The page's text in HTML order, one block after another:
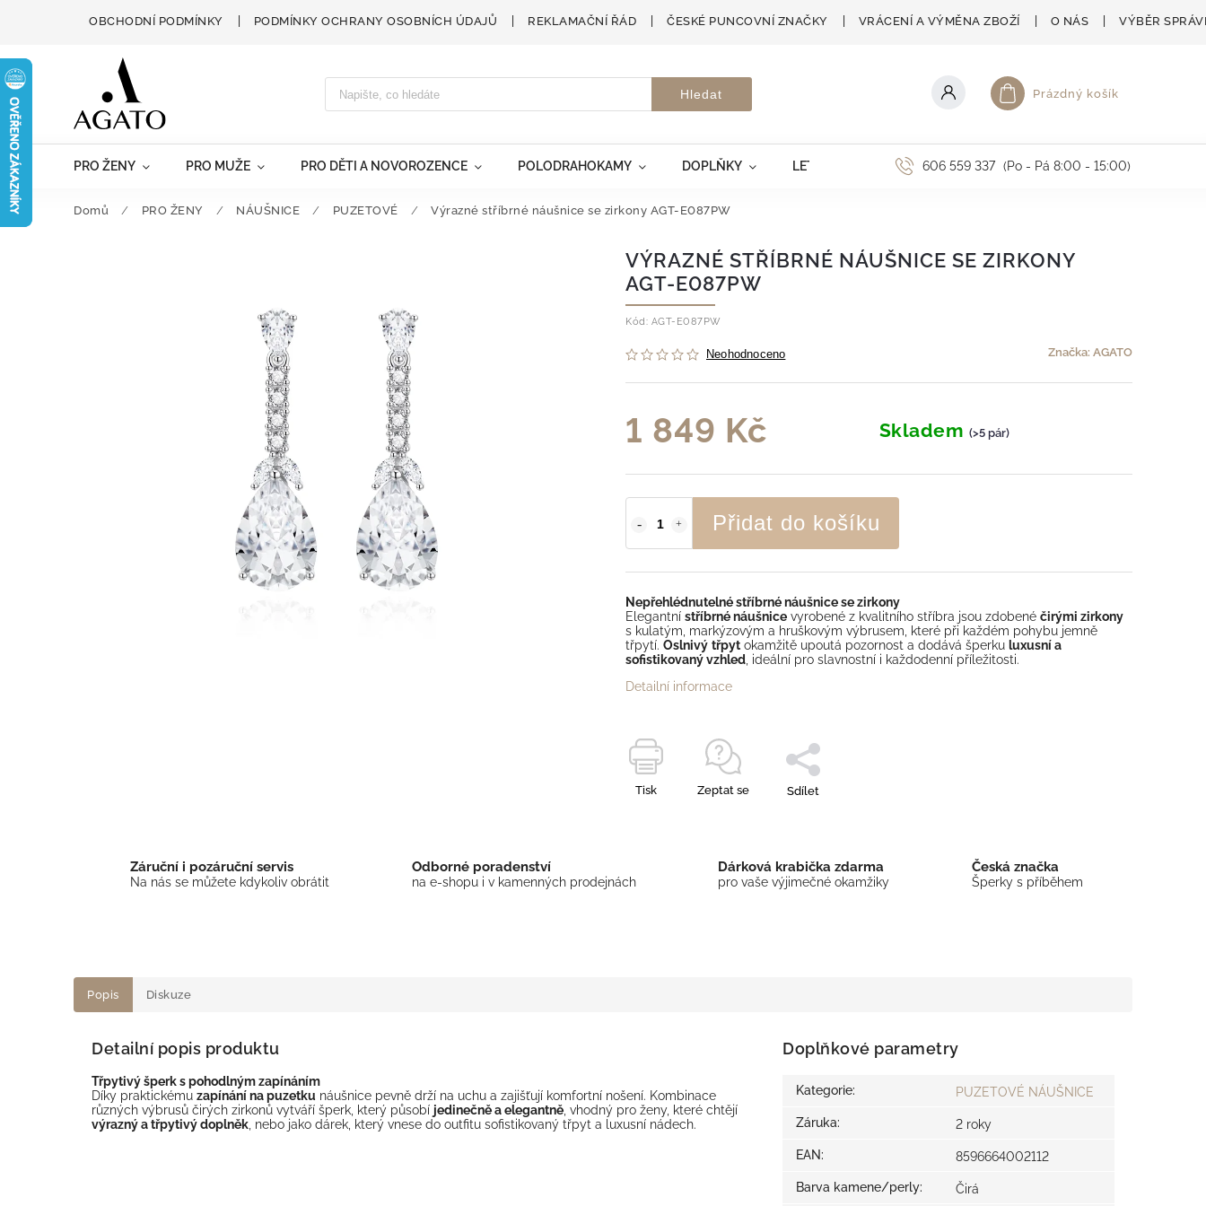
OBCHODNÍ PODMÍNKY PODMÍNKY OCHRANY OSOBNÍCH ÚDAJŮ REKLAMAČNÍ ŘÁD ČESKÉ PUNCOVNÍ ZNAČKY VRÁCENÍ A VÝMĚNA ZBOŽÍ O NÁS VÝBĚR
Hledat Nákupní košík
Prázdný košík
PRO ŽENY PRO MUŽE PRO DĚTI A NOVOROZENCE POLODRAHOKAMY DOPLŇKY LETNÍ AKCE 606 559 337 (Po - Pá 8:00 - 15:00)
Domů / PRO ŽENY / NÁUŠNICE / PUZETOVÉ / Výrazné stříbrné náušnice se zirkony AGT-E087PW
VÝRAZNÉ STŘÍBRNÉ NÁUŠNICE SE ZIRKONY
AGT-E087PW
Kód: AGT-E087PW
Neohodnoceno Značka: AGATO
1 849 Kč Skladem (>5 pár)
Přidat do košíku
Nepřehlédnutelné stříbrné náušnice se zirkony
Elegantní stříbrné náušnice vyrobené z kvalitního stříbra jsou zdobené čirými zirkony
s kulatým, markýzovým a hruškovým výbrusem, které při každém pohybu jemně
třpytí. Oslnivý třpyt okamžitě upoutá pozornost a dodává šperku luxusní a
sofistikovaný vzhled , ideální pro slavnostní i každodenní příležitosti.
Detailní informace
Tisk Zeptat se Sdílet
Záruční i pozáruční servis
Na nás se můžete kdykoliv obrátit
Odborné poradenství
na e-shopu i v kamenných prodejnách
Dárková krabička zdarma
pro vaše výjimečné okamžiky
Česká značka
Šperky s příběhem
Popis Diskuze
Detailní popis produktu
Třpytivý šperk s pohodlným zapínáním
Díky praktickému zapínání na puzetku náušnice pevně drží na uchu a zajišťují komfortní nošení. Kombinace
různých výbrusů čirých zirkonů vytváří šperk, který působí jedinečně a elegantně, vhodný pro ženy, které chtějí
výrazný a třpytivý doplněk, nebo jako dárek, který vnese do outfitu sofistikovaný třpyt a luxusní nádech.
Doplňkové parametry
Kategorie: PUZETOVÉ NÁUŠNICE
Záruka: 2 roky
EAN: 8596664002112
Barva kamene/perly: Čirá